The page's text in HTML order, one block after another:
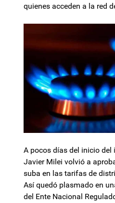
quienes acceden a la red
A pocos días del inicio del
Javier Milei volvió a
suba en las tarifas de
Así quedó plasmado en
del Ente Nacional